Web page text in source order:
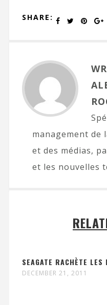
SHARE:
management de
et des médias,
et les nouvelles
SEAGATE RACHÈTE
DECEMBER 21, 2011